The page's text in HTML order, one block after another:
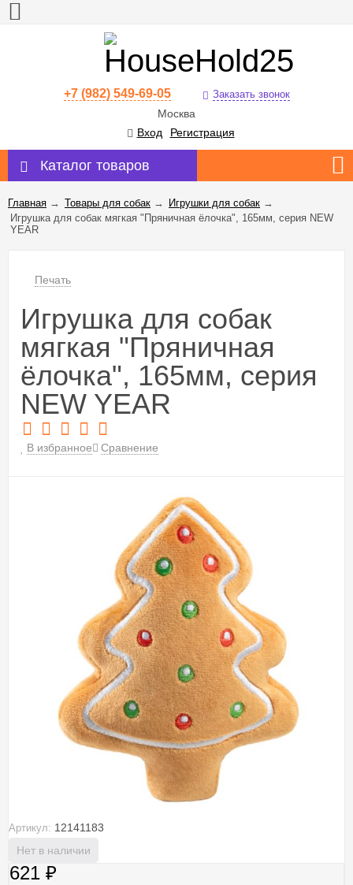
+7 (982) 549-69-05 Заказать звонок
Москва
Вход
Регистрация
Каталог товаров
Главная → Товары для собак → Игрушки для собак →
Игрушка для собак мягкая "Пряничная ёлочка", 165мм, серия NEW
YEAR
Печать
Игрушка для собак
мягкая "Пряничная
ёлочка", 165мм, серия
NEW YEAR
В избранное Сравнение
Артикул: 12141183
Нет в наличии
621 ₽